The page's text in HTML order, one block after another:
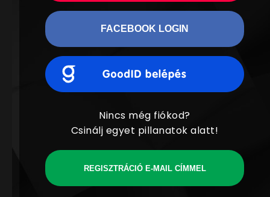
FACEBOOK LOGIN
Nincs még fiókod?
Csinálj egyet pillanatok alatt!
REGISZTRÁCIÓ E-MAIL CÍMMEL